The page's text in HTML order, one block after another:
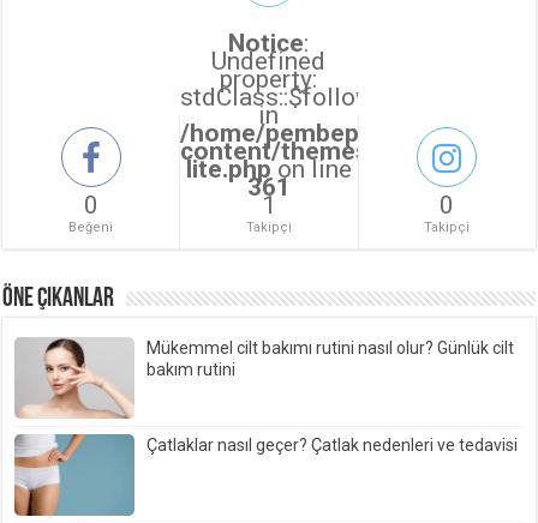
0
Beğeni
Notice:
Undefined
property:
stdClass::$followers_count
in
/home/pembepanter/
content/themes/sahifa/
lite.phpon line
361
1
Takipçi
0
Takipçi
ÖNE ÇIKANLAR
Mükemmel cilt bakımı rutini nasıl olur? Günlük cilt
bakım rutini
Çatlaklar nasıl geçer? Çatlak nedenleri ve tedavisi